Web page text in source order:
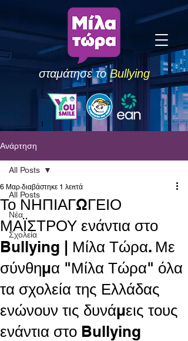
σταμάτησε τοBullying
Ανάρτηση
All Posts
Νέα
Σχολεία
All Posts
Το ΝΗΠΙΑΓΩΓΕΙΟ
ΜΑΪΣΤΡΟΥ ενάντια στο
Bullying | Μίλα Τώρα. Με
σύνθημα "Μίλα Τώρα" όλα
τα σχολεία της Ελλάδας
ενώνουν τις δυνάμεις τους
ενάντια στο Bullying
6 Μαρ διαβάστηκε 1 λεπτά